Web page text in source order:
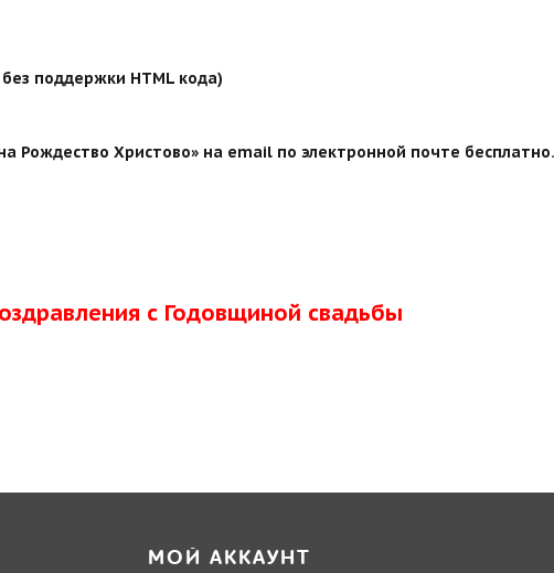
поддержки HTML кода)
Рождество Христово» на email по электронной почте
с Годовщиной свадьбы
МОЙ АККАУНТ